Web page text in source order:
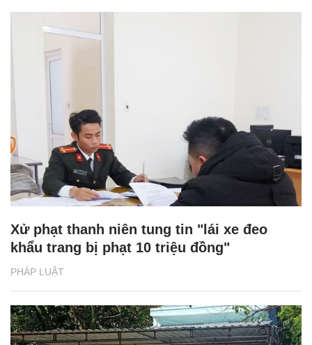
PHÁP LUẬT
Xử phạt thanh niên tung tin "lái xe đeo
khẩu trang bị phạt 10 triệu đồng"